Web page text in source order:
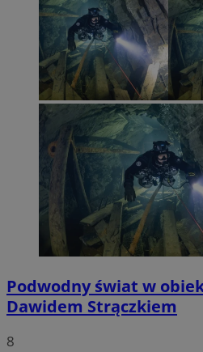
Podwodny świat w
Dawidem Strączkiem
8